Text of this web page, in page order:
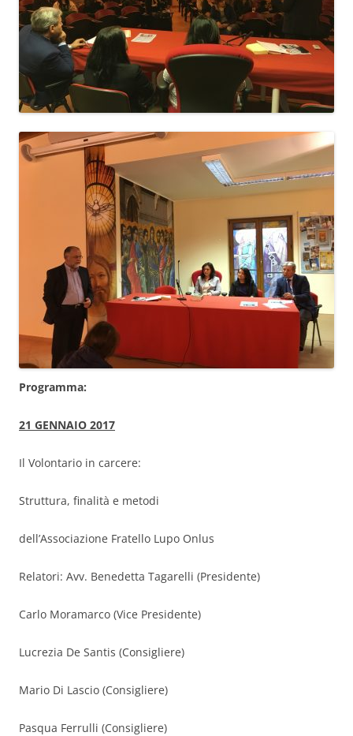
Programma:
21 GENNAIO 2017
Il Volontario in carcere:
Struttura, finalità e metodi
dell’Associazione Fratello Lupo Onlus
Relatori: Avv. Benedetta Tagarelli (Presidente)
Carlo Moramarco (Vice Presidente)
Lucrezia De Santis (Consigliere)
Mario Di Lascio (Consigliere)
Pasqua Ferrulli (Consigliere)